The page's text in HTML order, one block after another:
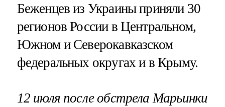
Беженцев из Украины приняли 30
регионов России в Центральном,
Южном и Северокавказском
федеральных округах и в Крыму.
12 июля после обстрела Марьинки